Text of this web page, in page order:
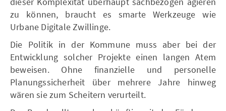
zu können, braucht es smarte Werkzeuge wie
Urbane Digitale Zwillinge.
Die Politik in der Kommune muss aber bei der
Entwicklung solcher Projekte einen langen Atem
beweisen. Ohne finanzielle und personelle
Planungssicherheit über mehrere Jahre hinweg
wären sie zum Scheitern verurteilt.